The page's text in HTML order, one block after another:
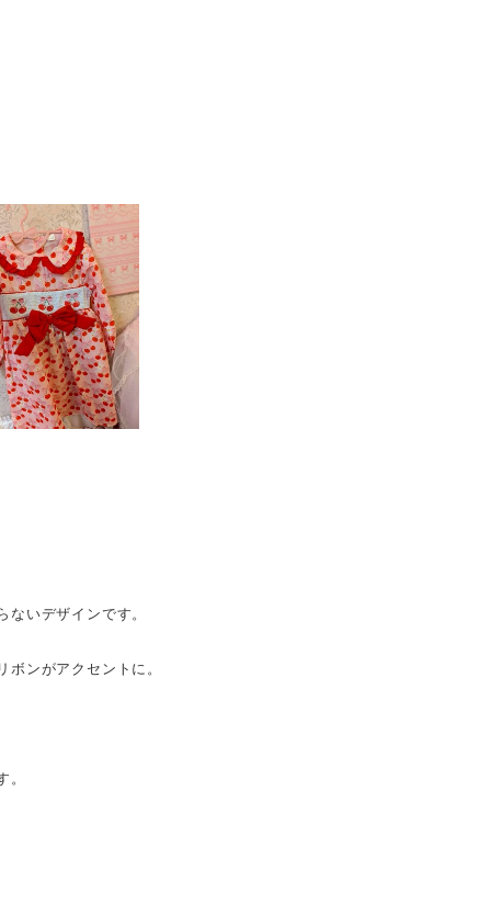
いデザインです。
ンがアクセントに。